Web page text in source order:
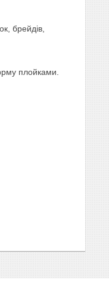
брейдів,
плойками.